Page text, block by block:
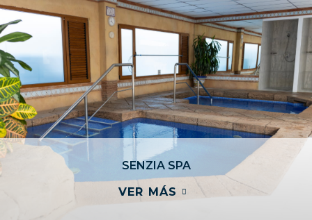
SENZIA SPA
VER MÁS